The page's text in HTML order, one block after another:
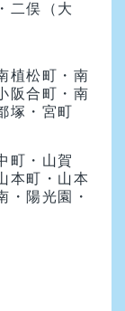
二俣（大
植松町・南
阪合町・南
塚・宮町
町・山賀
本町・山本
・陽光園・